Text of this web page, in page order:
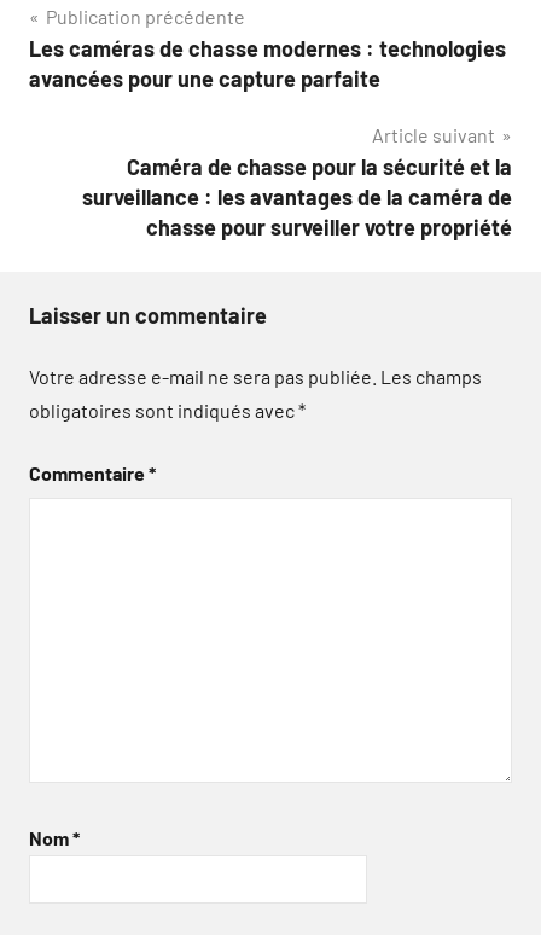
Navigation
de
Publication précédente
Les caméras de chasse modernes : technologies
avancées pour une capture parfaite
Article suivant
Caméra de chasse pour la sécurité et la
surveillance : les avantages de la caméra de
chasse pour surveiller votre propriété
Laisser un commentaire
Votre adresse e-mail ne sera pas publiée. Les champs
obligatoires sont indiqués avec*
Commentaire*
Nom*